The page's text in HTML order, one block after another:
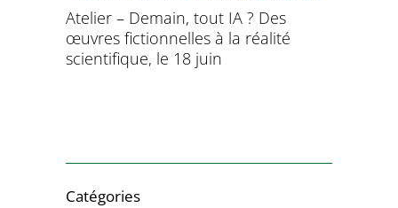
Atelier – Demain, tout IA ? Des
œuvres fictionnelles à la réalité
scientifique, le 18 juin
Catégories